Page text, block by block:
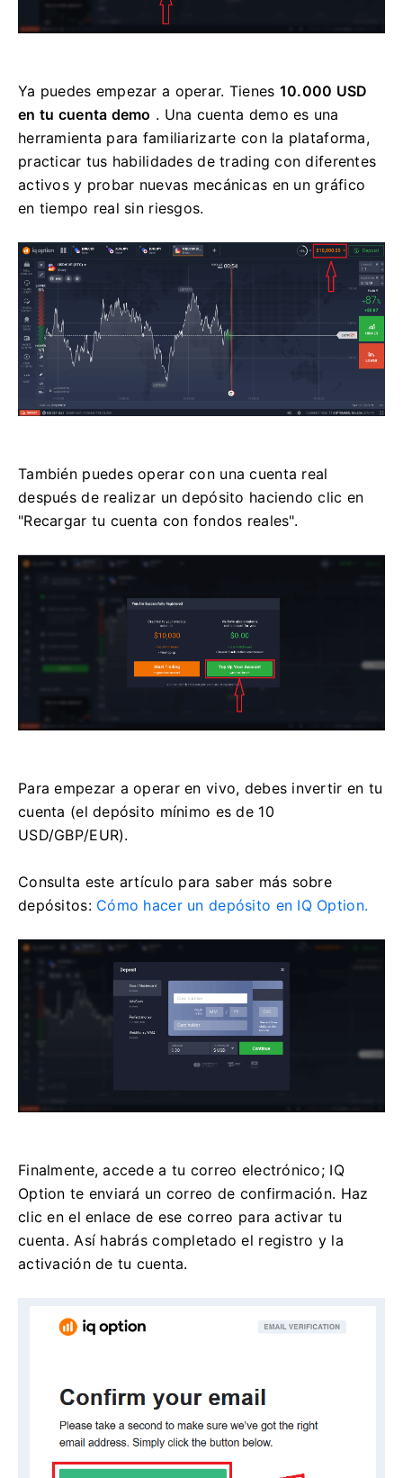
Ya puedes empezar a operar. Tienes 10.000 USD
en tu cuenta demo . Una cuenta demo es una
herramienta para familiarizarte con la plataforma,
practicar tus habilidades de trading con diferentes
activos y probar nuevas mecánicas en un gráfico
en tiempo real sin riesgos.
También puedes operar con una cuenta real
después de realizar un depósito haciendo clic en
"Recargar tu cuenta con fondos reales".
Para empezar a operar en vivo, debes invertir en tu
cuenta (el depósito mínimo es de 10
USD/GBP/EUR).
Consulta este artículo para saber más sobre
depósitos: Cómo hacer un depósito en IQ Option.
Finalmente, accede a tu correo electrónico; IQ
Option te enviará un correo de confirmación. Haz
clic en el enlace de ese correo para activar tu
cuenta. Así habrás completado el registro y la
activación de tu cuenta.